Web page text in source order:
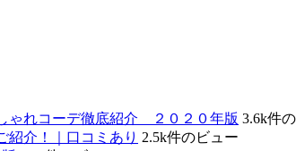
ゃれコーデ徹底紹介 ２０２０年版 3.6k件
紹介！｜口コミあり 2.5k件のビュー